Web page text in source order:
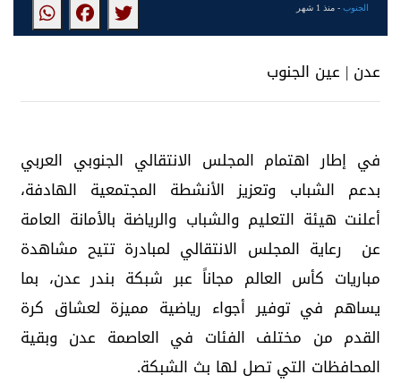
الجنوب- منذ 1 شهر
عدن | عين الجنوب
في إطار اهتمام المجلس الانتقالي الجنوبي العربي
بدعم الشباب وتعزيز الأنشطة المجتمعية الهادفة،
أعلنت هيئة التعليم والشباب والرياضة بالأمانة العامة
عن رعاية المجلس الانتقالي لمبادرة تتيح مشاهدة
مباريات كأس العالم مجاناً عبر شبكة بندر عدن، بما
يساهم في توفير أجواء رياضية مميزة لعشاق كرة
القدم من مختلف الفئات في العاصمة عدن وبقية
المحافظات التي تصل لها بث الشبكة.